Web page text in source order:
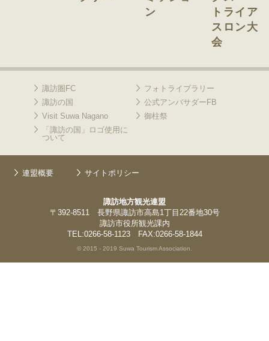
ン
トライア
スロン大
会
諏訪圏FC
フォトライブラリー
諏訪の国
公式アンバサダーFB
Visit Suwa Nagano
御柱祭
「諏訪の国」ロゴ使用に
ついて
連盟概要 サイトポリシー
諏訪地方観光連盟
〒392-8511 長野県諏訪市高島1丁目22番地30号
諏訪市役所観光課内
TEL:0266-58-1123 FAX:0266-58-1844
© 2015 - 2019 Suwa Tourism Association.